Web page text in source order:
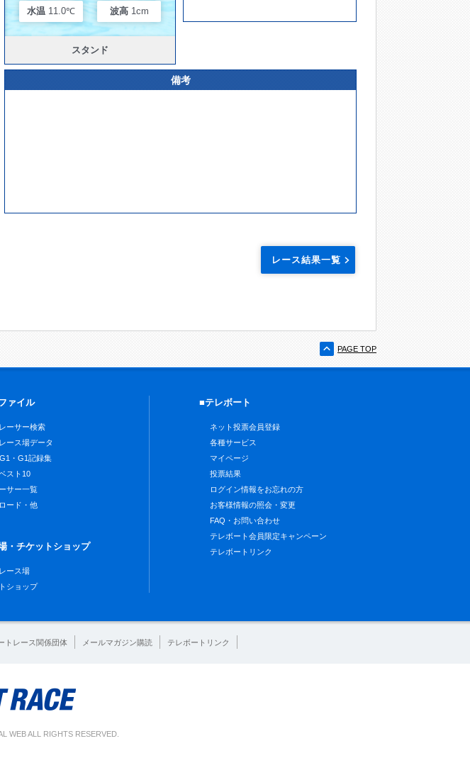
水温 11.0℃ 波高 1cm
スタンド
備考
レース結果一覧
PAGE TOP
ァイル
ーサー検索
ース場データ
・G1記録集
スト10
サー一覧
ード・他
・チケットショップ
ース場
ショップ
■テレボート
ネット投票会員登録
各種サービス
マイページ
投票結果
ログイン情報をお忘れの方
お客様情報の照会・変更
FAQ・お問い合わせ
テレボート会員限定キャンペーン
テレボートリンク
トレース関係団体 メールマガジン購読 テレボートリンク
WEB ALL RIGHTS RESERVED.